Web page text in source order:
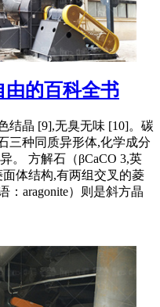
由的百科全书
结晶 [9],无臭无味 [10]。碳
三种同质异形体,化学成分
。 方解石（βCaCO 3,英
体结构,有两组交叉的菱
：aragonite）则是斜方晶